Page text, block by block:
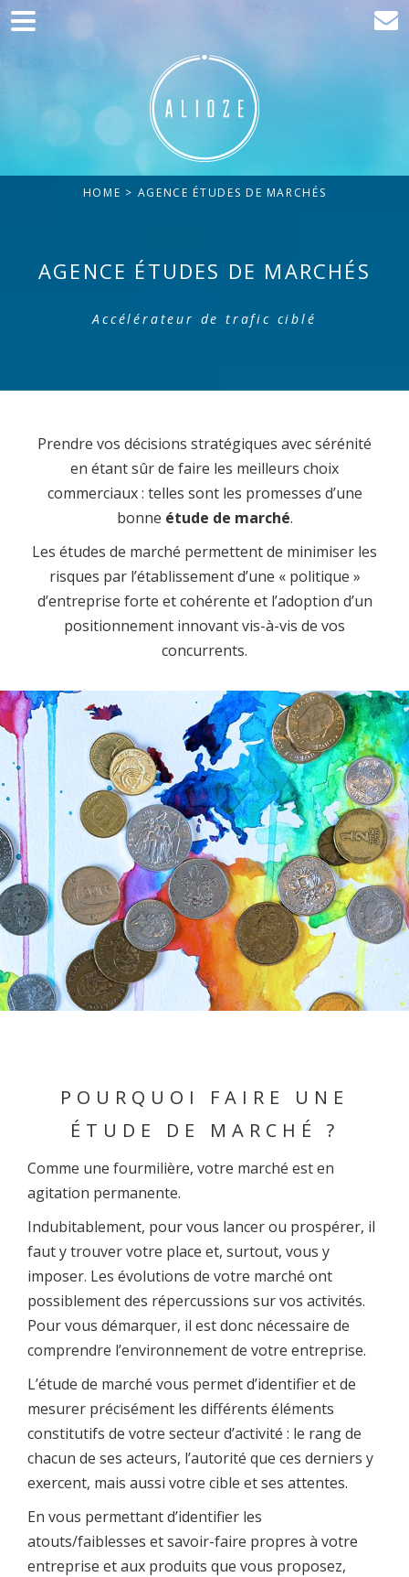
Home
Production web
Acquisition
Contact
HOME > AGENCE ÉTUDES DE MARCHÉS
AGENCE ÉTUDES DE MARCHÉS
Accélérateur de trafic ciblé
Prendre vos décisions stratégiques avec sérénité
en étant sûr de faire les meilleurs choix
commerciaux : telles sont les promesses d’une
bonne étude de marché.
Les études de marché permettent de minimiser les
risques par l’établissement d’une « politique »
d’entreprise forte et cohérente et l’adoption d’un
positionnement innovant vis-à-vis de vos
concurrents.
POURQUOI FAIRE UNE
ÉTUDE DE MARCHÉ ?
Comme une fourmilière, votre marché est en
agitation permanente.
Indubitablement, pour vous lancer ou prospérer, il
faut y trouver votre place et, surtout, vous y
imposer. Les évolutions de votre marché ont
possiblement des répercussions sur vos activités.
Pour vous démarquer, il est donc nécessaire de
comprendre l’environnement de votre entreprise.
L’étude de marché vous permet d’identifier et de
mesurer précisément les différents éléments
constitutifs de votre secteur d’activité : le rang de
chacun de ses acteurs, l’autorité que ces derniers y
exercent, mais aussi votre cible et ses attentes.
En vous permettant d’identifier les
atouts/faiblesses et savoir-faire propres à votre
entreprise et aux produits que vous proposez,